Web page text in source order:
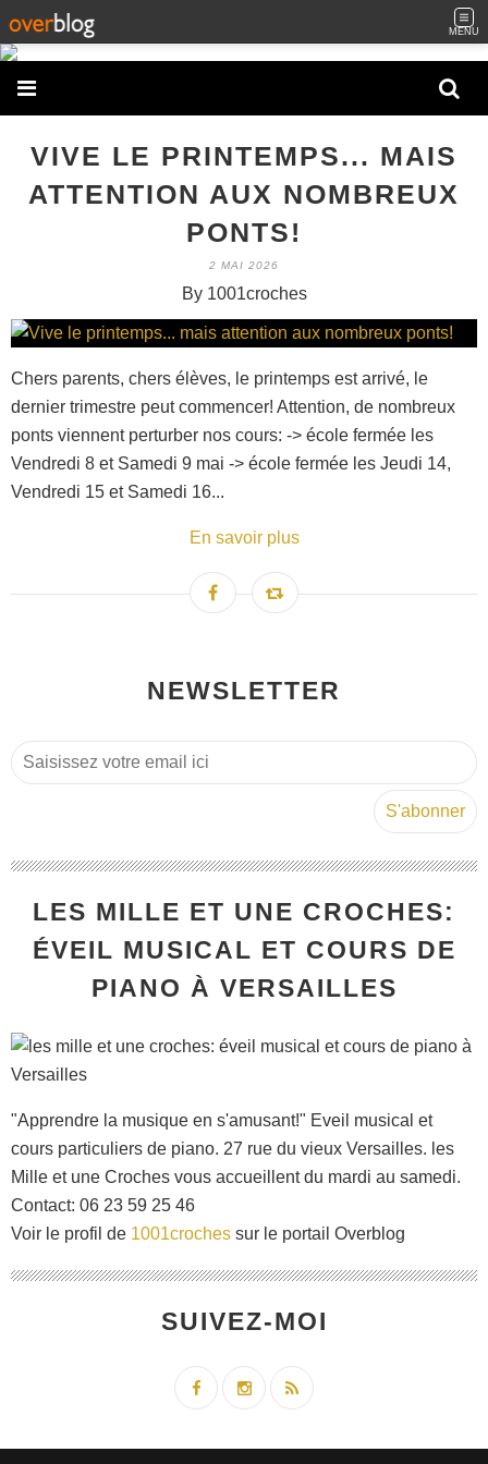
MENU
VIVE LE PRINTEMPS... MAIS
ATTENTION AUX NOMBREUX
PONTS!
2 MAI 2026
By 1001croches
Chers parents, chers élèves, le printemps est arrivé, le
dernier trimestre peut commencer! Attention, de nombreux
ponts viennent perturber nos cours: -> école fermée les
Vendredi 8 et Samedi 9 mai -> école fermée les Jeudi 14,
Vendredi 15 et Samedi 16...
En savoir plus
NEWSLETTER
LES MILLE ET UNE CROCHES:
ÉVEIL MUSICAL ET COURS DE
PIANO À VERSAILLES
"Apprendre la musique en s'amusant!" Eveil musical et
cours particuliers de piano. 27 rue du vieux Versailles. les
Mille et une Croches vous accueillent du mardi au samedi.
Contact: 06 23 59 25 46
Voir le profil de 1001croches sur le portail Overblog
SUIVEZ-MOI